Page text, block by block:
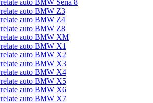
auto BMW Seria 8
auto BMW Z3
auto BMW Z4
auto BMW Z8
auto BMW XM
auto BMW X1
auto BMW X2
auto BMW X3
auto BMW X4
auto BMW X5
auto BMW X6
auto BMW X7